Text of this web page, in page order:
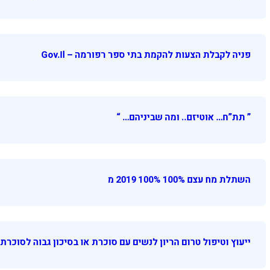
פניה לקבלת הצעות להקמת בתי ספר רפורמה – Gov.il
” תת”ח… אוטיזם.. ומה שביניהם… “
השתלת מח עצם 100% 100% 2019 מ
ייעוץ וטיפול טרום הריון לנשים עם סוכרת או בסיכון גבוה לסוכרת